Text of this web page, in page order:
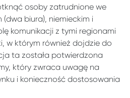
osoby zatrudnione we
(dwa biura), niemieckim i
komunikacji z tymi regionami
w którym również dojdzie do
ta została potwierdzona
który zwraca uwagę na
i konieczność dostosowania